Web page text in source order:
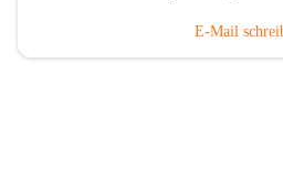
E-Mail